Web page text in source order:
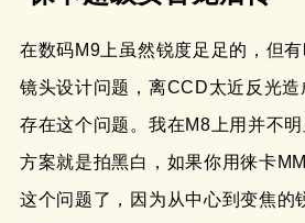
在数码M9上虽然锐度足足的，但
镜头设计问题，离CCD太近反光
存在这个问题。我在M8上用并不
方案就是拍黑白，如果你用徕卡
这个问题了，因为从中心到变焦的